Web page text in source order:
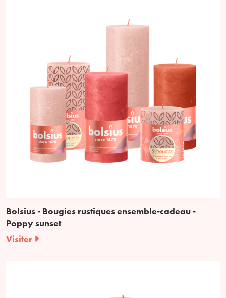
Bolsius - Bougies rustiques ensemble-cadeau -
Poppy sunset
Visiter